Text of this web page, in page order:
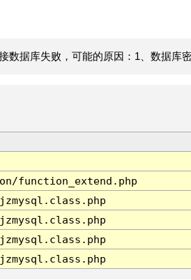
数据库失败，可能的原因：1、数据库
function_extend.php